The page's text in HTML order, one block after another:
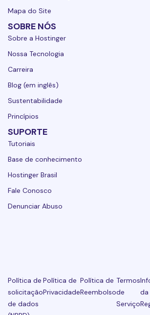
Mapa do Site
SOBRE NÓS
Sobre a Hostinger
Nossa Tecnologia
Carreira
Blog (em inglês)
Sustentabilidade
Princípios
SUPORTE
Tutoriais
Base de conhecimento
Hostinger Brasil
Fale Conosco
Denunciar Abuso
Política de
solicitação
de dados
Política de
Privacidade
Política de
Reembolso
Termos
de
Serviço
da